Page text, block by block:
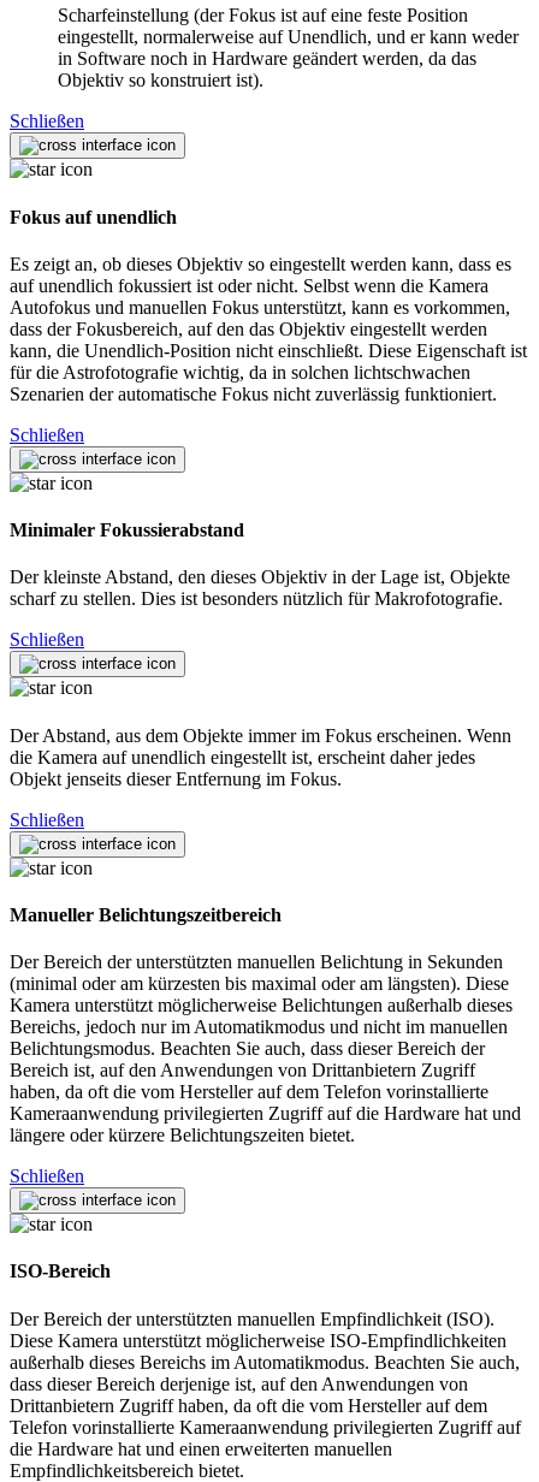
Scharfeinstellung (der Fokus ist auf eine feste Position
eingestellt, normalerweise auf Unendlich, und er kann weder
in Software noch in Hardware geändert werden, da das
Objektiv so konstruiert ist).
Schließen
Fokus auf unendlich
Es zeigt an, ob dieses Objektiv so eingestellt werden kann, dass es
auf unendlich fokussiert ist oder nicht. Selbst wenn die Kamera
Autofokus und manuellen Fokus unterstützt, kann es vorkommen,
dass der Fokusbereich, auf den das Objektiv eingestellt werden
kann, die Unendlich-Position nicht einschließt. Diese Eigenschaft ist
für die Astrofotografie wichtig, da in solchen lichtschwachen
Szenarien der automatische Fokus nicht zuverlässig funktioniert.
Schließen
Minimaler Fokussierabstand
Der kleinste Abstand, den dieses Objektiv in der Lage ist, Objekte
scharf zu stellen. Dies ist besonders nützlich für Makrofotografie.
Schließen
Der Abstand, aus dem Objekte immer im Fokus erscheinen. Wenn
die Kamera auf unendlich eingestellt ist, erscheint daher jedes
Objekt jenseits dieser Entfernung im Fokus.
Schließen
Manueller Belichtungszeitbereich
Der Bereich der unterstützten manuellen Belichtung in Sekunden
(minimal oder am kürzesten bis maximal oder am längsten). Diese
Kamera unterstützt möglicherweise Belichtungen außerhalb dieses
Bereichs, jedoch nur im Automatikmodus und nicht im manuellen
Belichtungsmodus. Beachten Sie auch, dass dieser Bereich der
Bereich ist, auf den Anwendungen von Drittanbietern Zugriff
haben, da oft die vom Hersteller auf dem Telefon vorinstallierte
Kameraanwendung privilegierten Zugriff auf die Hardware hat und
längere oder kürzere Belichtungszeiten bietet.
Schließen
ISO-Bereich
Der Bereich der unterstützten manuellen Empfindlichkeit (ISO).
Diese Kamera unterstützt möglicherweise ISO-Empfindlichkeiten
außerhalb dieses Bereichs im Automatikmodus. Beachten Sie auch,
dass dieser Bereich derjenige ist, auf den Anwendungen von
Drittanbietern Zugriff haben, da oft die vom Hersteller auf dem
Telefon vorinstallierte Kameraanwendung privilegierten Zugriff auf
die Hardware hat und einen erweiterten manuellen
Empfindlichkeitsbereich bietet.